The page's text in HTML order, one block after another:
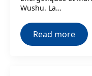
Wushu. La…
Read more